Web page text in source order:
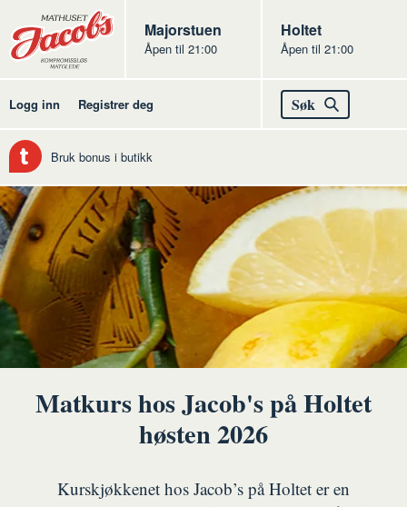
Butikker
Jacobs
Majorstuen
Åpen til 21:00
Jacobs
Holtet
Åpen til 21:00
Logg inn Registrer deg Søk
Bruk bonus i butikk
Matkurs hos Jacob's på Holtet
høsten 2026
Kurskjøkkenet hos Jacob’s på Holtet er en